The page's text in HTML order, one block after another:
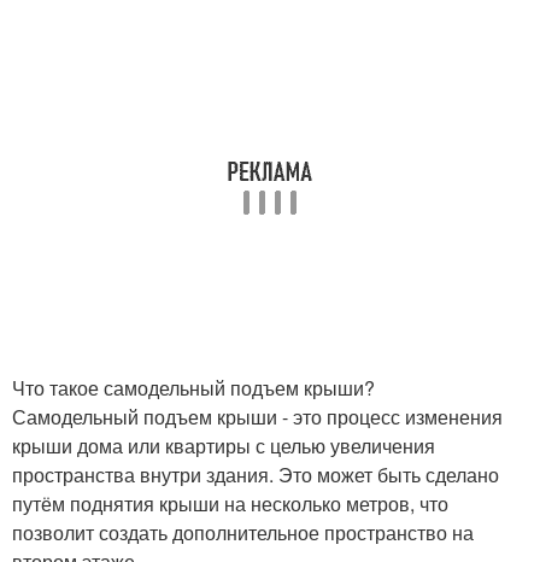
Что такое самодельный подъем крыши?
Самодельный подъем крыши - это процесс изменения
крыши дома или квартиры с целью увеличения
пространства внутри здания. Это может быть сделано
путём поднятия крыши на несколько метров, что
позволит создать дополнительное пространство на